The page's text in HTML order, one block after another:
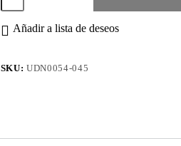
Hot
Lips
cantidad
Añadir a lista de deseos
SKU:UDN0054-045